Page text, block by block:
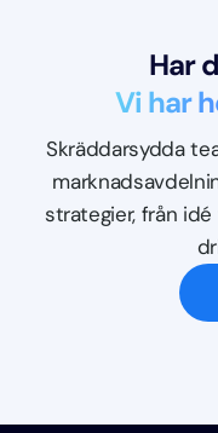
Har
Vi har
Skräddarsydda
strategier, från